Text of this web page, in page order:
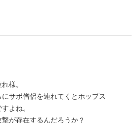
様。
サポ僧侶を連れてくとホップス
よね。
が存在するんだろうか？